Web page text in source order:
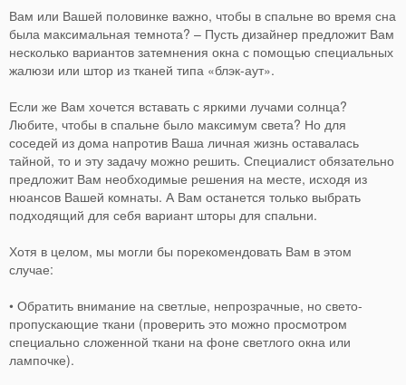
Вам или Вашей половинке важно, чтобы в спальне во время сна
была максимальная темнота? – Пусть дизайнер предложит Вам
несколько вариантов затемнения окна с помощью специальных
жалюзи или штор из тканей типа «блэк-аут».
Если же Вам хочется вставать с яркими лучами солнца?
Любите, чтобы в спальне было максимум света? Но для
соседей из дома напротив Ваша личная жизнь оставалась
тайной, то и эту задачу можно решить. Специалист обязательно
предложит Вам необходимые решения на месте, исходя из
нюансов Вашей комнаты. А Вам останется только выбрать
подходящий для себя вариант шторы для спальни.
Хотя в целом, мы могли бы порекомендовать Вам в этом
случае:
• Обратить внимание на светлые, непрозрачные, но свето-
пропускающие ткани (проверить это можно просмотром
специально сложенной ткани на фоне светлого окна или
лампочке).